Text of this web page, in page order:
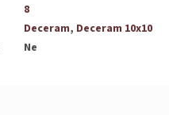
8
Deceram, Deceram 10x10
Ne